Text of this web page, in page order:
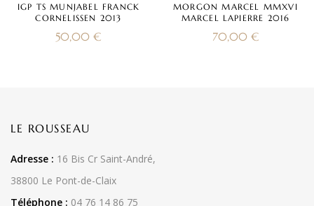
IGP TS MUNJABEL FRANCK
CORNELISSEN 2013
50,00 €
MORGON MARCEL MMXVI
MARCEL LAPIERRE 2016
70,00 €
LE ROUSSEAU
Adresse : 16 Bis Cr Saint-André,
38800 Le Pont-de-Claix
Téléphone : 04 76 14 86 75